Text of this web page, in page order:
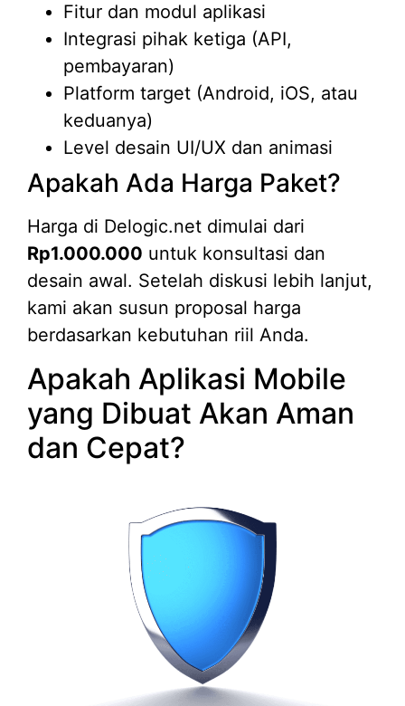
Fitur dan modul aplikasi
Integrasi pihak ketiga (API,
pembayaran)
Platform target (Android, iOS, atau
keduanya)
Level desain UI/UX dan animasi
Apakah Ada Harga Paket?
Harga di Delogic.net dimulai dari
Rp1.000.000 untuk konsultasi dan
desain awal. Setelah diskusi lebih lanjut,
kami akan susun proposal harga
berdasarkan kebutuhan riil Anda.
Apakah Aplikasi Mobile
yang Dibuat Akan Aman
dan Cepat?